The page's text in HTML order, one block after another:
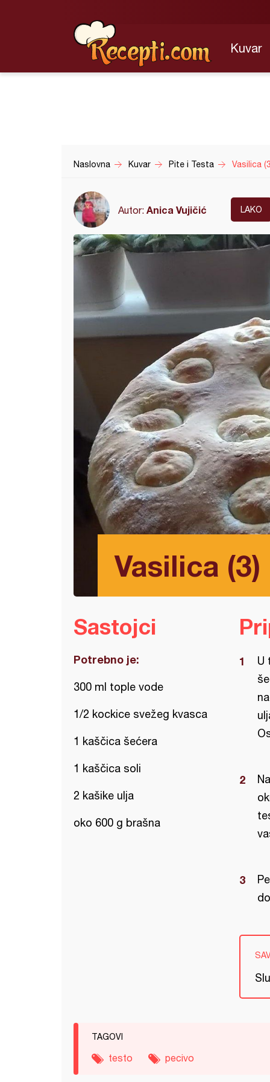
Kuvar
Naslovna Kuvar Pite i Testa Vasilica
Autor: Anica Vujičić LAKO
Vasilica (3)
Sastojci
Potrebno je:
300 ml tople vode
1/2 kockice svežeg kvasca
1 kaščica šećera
1 kaščica soli
2 kašike ulja
oko 600 g brašna
U
TAGOVI
testo pecivo